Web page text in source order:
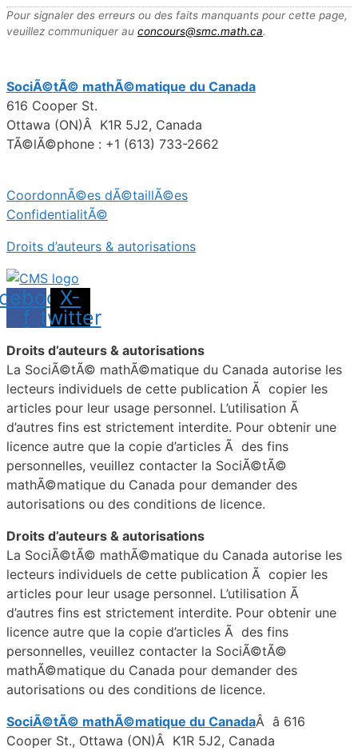
Pour signaler des erreurs ou des faits manquants pour cette page,
veuillez communiquer au concours@smc.math.ca.
SociÃ©tÃ© mathÃ©matique du Canada
616 Cooper St.
Ottawa (ON)Â K1R 5J2, Canada
TÃ©lÃ©phone : +1 (613) 733-2662
CoordonnÃ©es dÃ©taillÃ©es
ConfidentialitÃ©
Droits d’auteurs & autorisations
f
X-
twitter
Droits d’auteurs & autorisations
La SociÃ©tÃ© mathÃ©matique du Canada autorise les
lecteurs individuels de cette publication Ã copier les
articles pour leur usage personnel. L’utilisation Ã
d’autres fins est strictement interdite. Pour obtenir une
licence autre que la copie d’articles Ã des fins
personnelles, veuillez contacter la SociÃ©tÃ©
mathÃ©matique du Canada pour demander des
autorisations ou des conditions de licence.
Droits d’auteurs & autorisations
La SociÃ©tÃ© mathÃ©matique du Canada autorise les
lecteurs individuels de cette publication Ã copier les
articles pour leur usage personnel. L’utilisation Ã
d’autres fins est strictement interdite. Pour obtenir une
licence autre que la copie d’articles Ã des fins
personnelles, veuillez contacter la SociÃ©tÃ©
mathÃ©matique du Canada pour demander des
autorisations ou des conditions de licence.
SociÃ©tÃ© mathÃ©matique du CanadaÂ â 616
Cooper St., Ottawa (ON)Â K1R 5J2, Canada